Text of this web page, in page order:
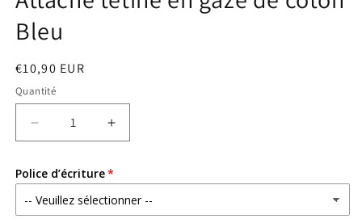
Bleu
Prix
habituel
€10,90 EUR
Quantité
Réduire
la
de
Attache
tétine
Augmenter
la
de
Attache
tétine
Police d’écriture